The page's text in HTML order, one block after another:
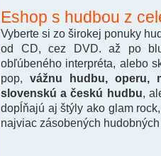
Eshop s hudbou z
Vyberte si zo širokej ponuky
od CD, cez DVD. až po
obľúbeného interpréta, alebo
pop, vážnu hudbu, operu,
slovenskú a českú hudbu ,
dopĺňajú aj štýly ako glam
najviac zásobených